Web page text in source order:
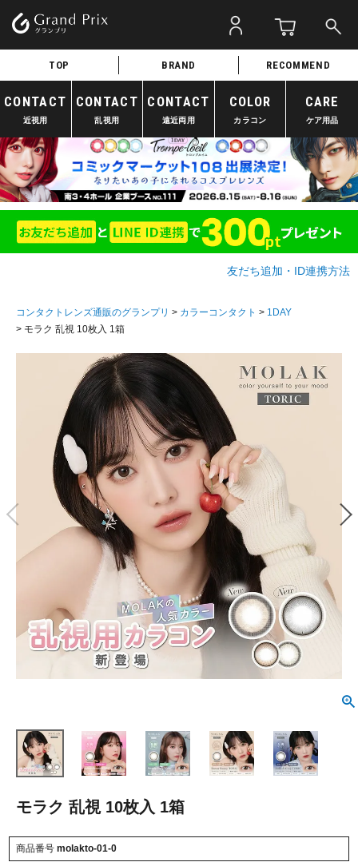
TOP BRAND RECOMMEND
CONTACT
近視用
CONTACT
乱視用
CONTACT
遠近両用
COLOR
カラコン
CARE
ケア用品
友だち追加・ID連携方法
コンタクトレンズ通販のグランプリ カラーコンタクト
1DAY
モラク 乱視 10枚入 1箱
モラク 乱視 10枚入 1箱
商品番号 molakto-01-0